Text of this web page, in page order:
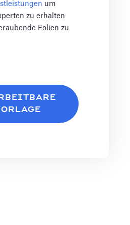
um
zu erhalten
Folien zu